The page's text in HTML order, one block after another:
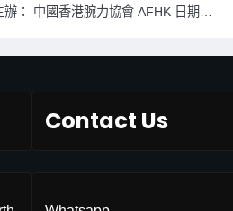
辦： 中國香港腕⼒協會 AFHK ⽇期…
Contact Us